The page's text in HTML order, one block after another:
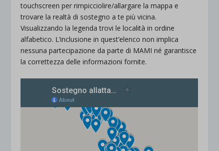
touchscreen per rimpicciolire/allargare la mappa e
trovare la realtà di sostegno a te più vicina.
Visualizzando la legenda trovi le località in ordine
alfabetico. L’inclusione in quest’elenco non implica
nessuna partecipazione da parte di MAMI né garantisce
la correttezza delle informazioni fornite.